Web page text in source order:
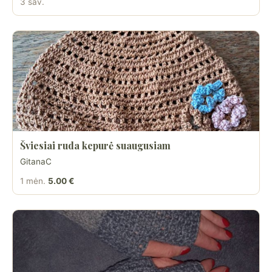
Šviesiai ruda kepurė suaugusiam
GitanaC
1 mėn. 5.00 €